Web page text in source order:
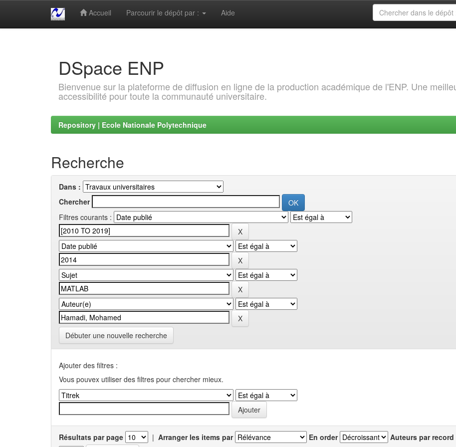
Accueil Parcourir le dépôt par : Aide
DSpace ENP
Bienvenue sur la plateforme de diffusion en ligne de la production académique de l'ENP. Une
accessibilité pour toute la communauté universitaire.
Repository | Ecole Nationale Polytechnique
Recherche
Dans :
Chercher
Filtres courants :
Débuter une nouvelle recherche
Ajouter des filtres :
Vous pouvex utiliser des filtres pour chercher mieux.
Résultats par page | Arranger les items par En order Auteurs par record